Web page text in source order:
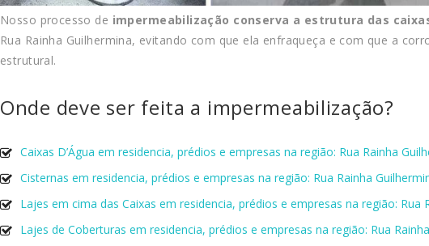
Nosso processo de impermeabilização conserva a estrutura das
Rua Rainha Guilhermina, evitando com que ela enfraqueça e com que a
estrutural.
Onde deve ser feita a impermeabilização?
Caixas D’Água em residencia, prédios e empresas na região: Rua Rainha
Cisternas em residencia, prédios e empresas na região: Rua Rainha
Lajes em cima das Caixas em residencia, prédios e empresas na região: Rua
Lajes de Coberturas em residencia, prédios e empresas na região: Rua